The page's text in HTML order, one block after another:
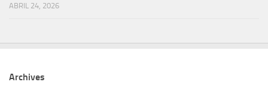
ABRIL 24, 2026
Archives